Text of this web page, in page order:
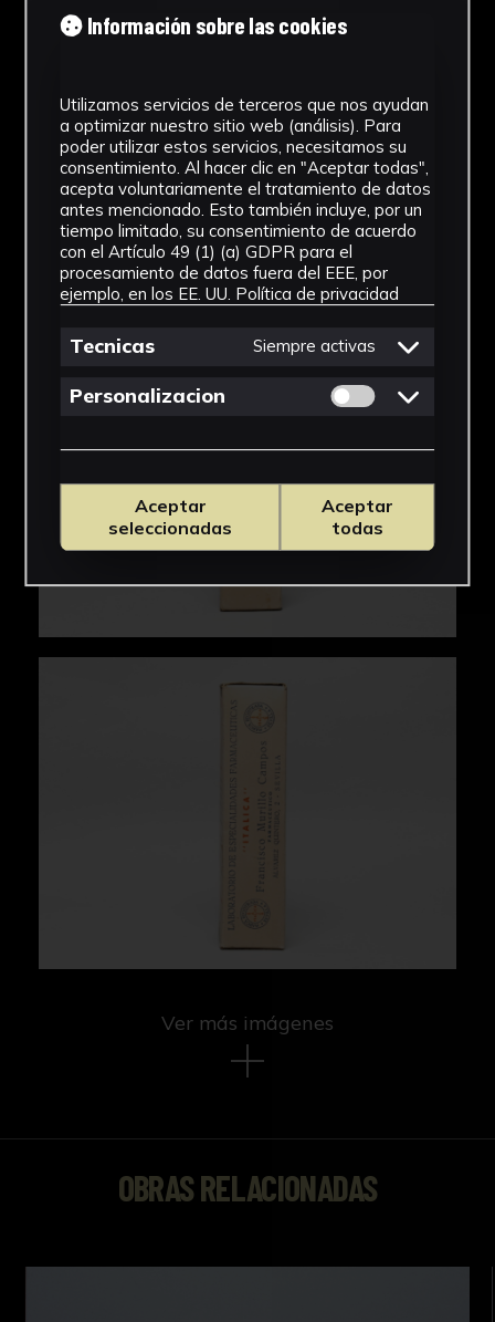
Ver más imágenes
OBRAS RELACIONADAS
Información sobre las cookies
Utilizamos servicios de terceros que nos ayudan
a optimizar nuestro sitio web (análisis). Para
poder utilizar estos servicios, necesitamos su
consentimiento. Al hacer clic en "Aceptar todas",
acepta voluntariamente el tratamiento de datos
antes mencionado. Esto también incluye, por un
tiempo limitado, su consentimiento de acuerdo
con el Artículo 49 (1) (a) GDPR para el
procesamiento de datos fuera del EEE, por
ejemplo, en los EE. UU. Política de privacidad
Tecnicas Siempre activas
Personalizacion Permitir cookies
Aceptar
seleccionadas
Aceptar
todas